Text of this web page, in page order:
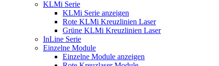
KLMi Serie
KLMi Serie anzeigen
Rote KLMi Kreuzlinien Laser
Grüne KLMi Kreuzlinien Laser
InLine Serie
Einzelne Module
Einzelne Module anzeigen